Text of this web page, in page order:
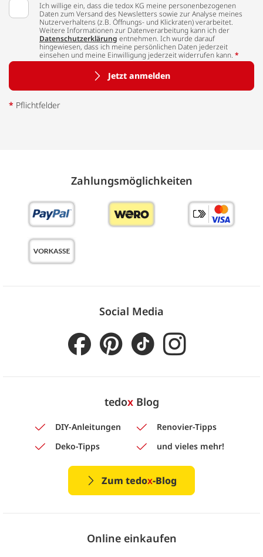
Ich willige ein, dass die tedox KG meine personenbezogenen
Daten zum Versand des Newsletters sowie zur Analyse meines
Nutzerverhaltens (z.B. Öffnungs- und Klickraten) verarbeitet.
Weitere Informationen zur Datenverarbeitung kann ich der
Datenschutzerklärung entnehmen. Ich wurde darauf
hingewiesen, dass ich meine persönlichen Daten jederzeit
einsehen und meine Einwilligung jederzeit widerrufen kann. *
Jetzt anmelden
* Pflichtfelder
Zahlungs­möglich­keiten
Social Media
tedoxBlog
DIY-Anleitungen
Renovier-Tipps
Deko-Tipps
und vieles mehr!
Zum tedox-Blog
Online einkaufen